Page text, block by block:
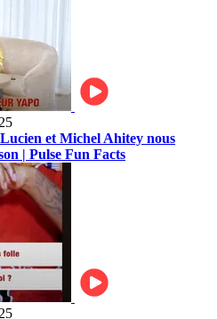
et Michel Ahitey nous
| Pulse Fun Facts